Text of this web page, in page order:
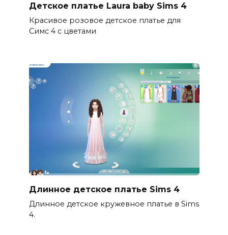
Детское платье Laura baby Sims 4
Красивое розовое детское платье для
Симс 4 с цветами
Длинное детское платье Sims 4
Длинное детское кружевное платье в Sims
4.